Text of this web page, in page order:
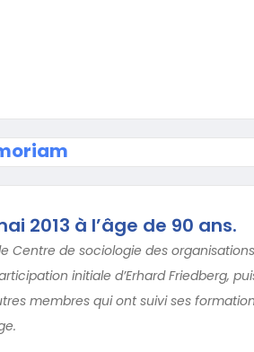
2013 à l’âge de 90 ans.
Centre de sociologie des
initiale d’Erhard Friedberg,
membres qui ont suivi ses